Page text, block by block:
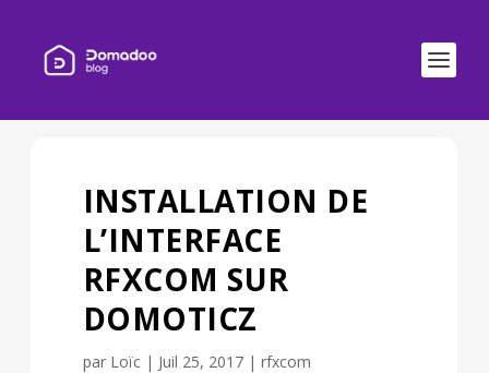
INSTALLATION DE
L’INTERFACE
RFXCOM SUR
DOMOTICZ
par Loïc| Juil 25, 2017| rfxcom